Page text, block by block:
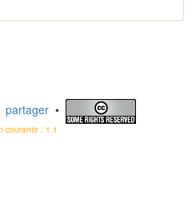
partager •
courante : 1.1